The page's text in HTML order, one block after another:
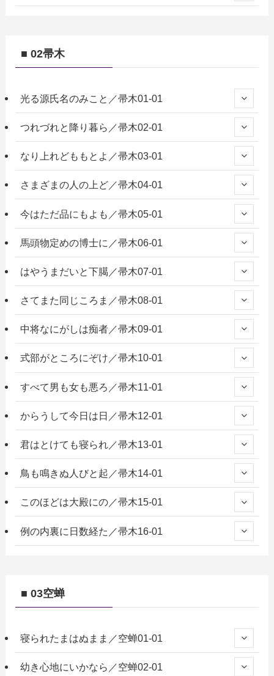
■ 02帚木
光る源氏名のみこと／帚木01-01
つれづれと降り暮ら／帚木02-01
なり上れどももとよ／帚木03-01
さまざまの人の上ど／帚木04-01
今はただ品にもよも／帚木05-01
馬頭物定めの博士に／帚木06-01
はやうまだいと下臈／帚木07-01
さてまた同じころま／帚木08-01
中将なにがしは痴者／帚木09-01
式部がところにぞけ／帚木10-01
すべて男も女も悪ろ／帚木11-01
からうして今日は日／帚木12-01
君はとけても寝られ／帚木13-01
鳥も鳴きぬ人びと起／帚木14-01
このほどは大殿にの／帚木15-01
例の内裏に日数経た／帚木16-01
■ 03空蝉
寝られたまはぬまま／空蝉01-01
幼き心地にいかなら／空蝉02-01